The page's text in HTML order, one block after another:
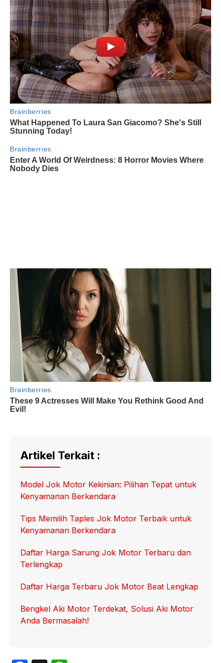
Artikel Terkait :
Model Jok Motor Kekinian: Pilihan Tepat untuk
Kenyamanan Berkendara
Tips Memilih Taples Jok Motor Terbaik untuk
Kenyamanan Berkendara
Daftar Harga Sarung Jok Motor Terbaru dan
Terlengkap
Daftar Harga Terbaru Jok Motor Beat Lengkap
Bengkel Aki Motor Terdekat, Solusi Aki Motor
Anda Bermasalah!